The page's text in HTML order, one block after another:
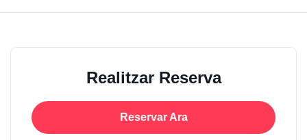
Realitzar Reserva
Reservar Ara